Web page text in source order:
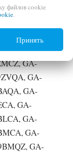
GA-
GA-
GA-
GA-
GA-
GA-
GA-
GA-
GA-
GA-
GA-
файлов cookie
.
Принять